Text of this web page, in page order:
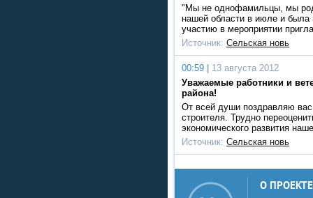
"Мы не однофамильцы, мы
нашей области в июле и
участию в мероприятии
Источник: Сельская новь
00:59 |
13 августа 2012
Уважаемые работники и
района!
От всей души поздравляю
строителя. Трудно
экономического развития
Источник: Сельская новь
О ПРОЕКТЕ